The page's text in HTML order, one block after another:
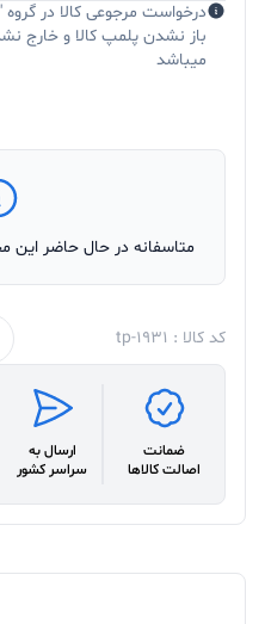
درخواست مرجوعی کالا در
باز نشدن پلمپ کالا و خارج
میباشد
متاسفانه در حال حاضر این
کد کالا : tp-1931
ضمانت
اصالت کالاها
ارسال به
سراسر کشور